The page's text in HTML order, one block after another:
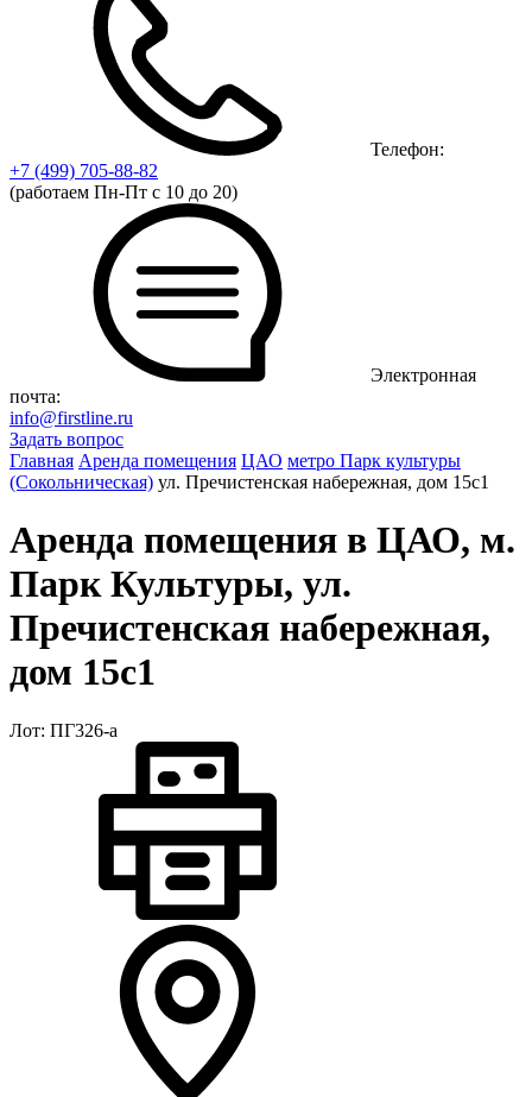
Телефон:
+7 (499) 705-88-82
(работаем Пн-Пт с 10 до 20)
Электронная
почта:
info@firstline.ru
Задать вопрос
Главная Аренда помещения ЦАО метро Парк культуры
(Сокольническая) ул. Пречистенская набережная, дом 15с1
Аренда помещения в ЦАО, м.
Парк Культуры, ул.
Пречистенская набережная,
дом 15с1
Лот: ПГ326-a